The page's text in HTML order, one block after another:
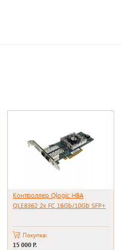
Контроллер Qlogic HBA
QLE8362 2x FC 16Gb/10Gb SFP+
Покупка:
15 000 Р.